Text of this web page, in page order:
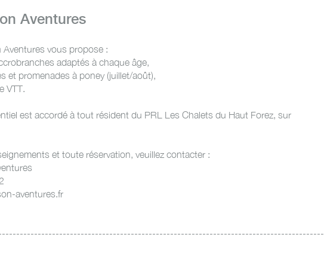
Aventures
Aventures vous propose :
adaptés à chaque âge,
et promenades à poney (juillet/août),
VTT.
est accordé à tout résident du PRL Les Chalets du Haut Forez, sur
et toute réservation, veuillez contacter :
aventures.fr